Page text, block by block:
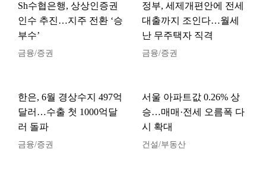
Sh수협은행, 상상인증권
인수 추진…지주 전환 ‘승
부수’
금융/증권
정부, 세제개편안에 전세
대출까지 조인다…월세
난 무주택자 직격
금융/증권
한은, 6월 경상수지 497억
달러…수출 첫 1000억달
러 돌파
금융/증권
서울 아파트값 0.26% 상
승…매매·전세 오름폭 다
시 확대
건설/부동산